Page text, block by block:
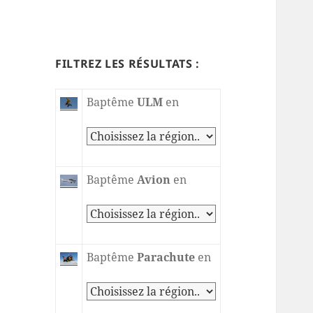
FILTREZ LES RÉSULTATS :
BaptêmeULM en
BaptêmeAvion en
BaptêmeParachute en